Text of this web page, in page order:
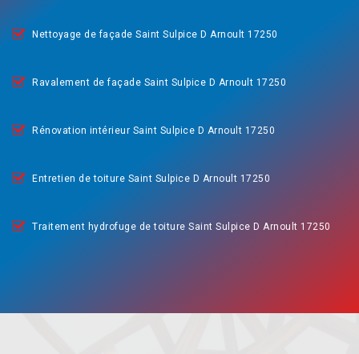
Nettoyage de façade Saint Sulpice D Arnoult 17250
Ravalement de façade Saint Sulpice D Arnoult 17250
Rénovation intérieur Saint Sulpice D Arnoult 17250
Entretien de toiture Saint Sulpice D Arnoult 17250
Traitement hydrofuge de toiture Saint Sulpice D Arnoult 17250